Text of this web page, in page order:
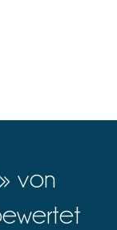
von